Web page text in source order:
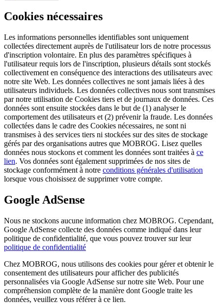
Cookies nécessaires
Les informations personnelles identifiables sont uniquement
collectées directement auprès de l'utilisateur lors de notre processus
d'inscription volontaire. En plus des paramètres spécifiques à
l'utilisateur requis lors de l'inscription, plusieurs détails sont stockés
collectivement en conséquence des interactions des utilisateurs avec
notre site Web. Les données collectives ne sont jamais liées à des
utilisateurs individuels. Les données collectives nous sont transmises
par notre utilisation de Cookies tiers et de journaux de données. Ces
données sont ensuite stockées dans le but de (1) analyser le
comportement des utilisateurs et (2) prévenir la fraude. Les données
collectées dans le cadre des Cookies nécessaires, ne sont ni
transmises à des services tiers ni stockées sur des sites de stockage
gérés par des organisations autres que MOBROG. Lisez quelles
données nous stockons et comment les données sont traitées à ce
lien. Vos données sont également supprimées de nos sites de
stockage conformément à notre conditions générales d'utilisation
lorsque vous choisissez de supprimer votre compte.
Google AdSense
Nous ne stockons aucune information chez MOBROG. Cependant,
Google AdSense collecte des données comme indiqué dans leur
politique de confidentialité, que vous pouvez trouver sur leur
politique de confidentialité
Chez MOBROG, nous utilisons des cookies pour gérer et obtenir le
consentement des utilisateurs pour afficher des publicités
personnalisées via Google AdSense sur notre site Web. Pour une
compréhension complète de la manière dont Google traite les
données, veuillez vous référer à ce lien.